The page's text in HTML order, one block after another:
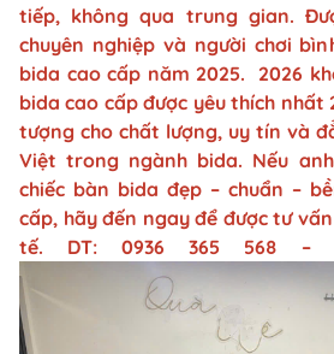
tiếp, không qua trung gian.
chuyên nghiệp và người chơi
bida cao cấp năm 2025. 2026
bida cao cấp được yêu thích nhất
tượng cho chất lượng, uy tín và
Việt trong ngành bida. Nếu
chiếc bàn bida đẹp – chuẩn –
cấp, hãy đến ngay để được tư
tế. DT: 0936 365 568 –